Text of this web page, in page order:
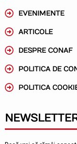
EVENIMENTE
ARTICOLE
DESPRE CONAF
POLITICA DE
POLITICA